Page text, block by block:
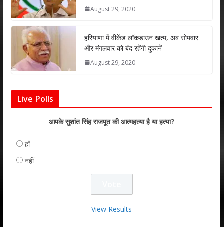
August 29, 2020
हरियाणा में वीकेंड लॉकडाउन खत्म, अब सोमवार
और मंगलवार को बंद रहेंगी दुकानें
August 29, 2020
Live Polls
आपके सुशांत सिंह राजपूत की आत्महत्या है या हत्या?
हाँ
नहीं
View Results